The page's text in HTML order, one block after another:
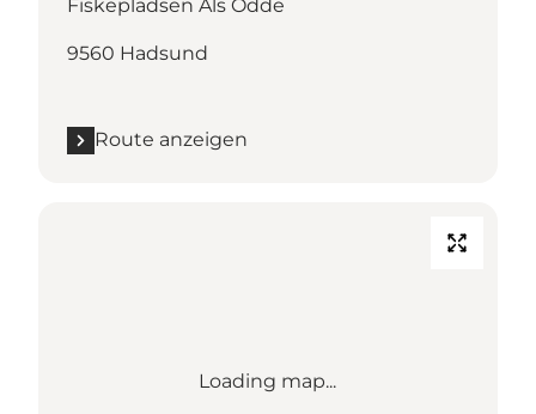
Fiskepladsen Als Odde
9560 Hadsund
Route anzeigen
Loading map...